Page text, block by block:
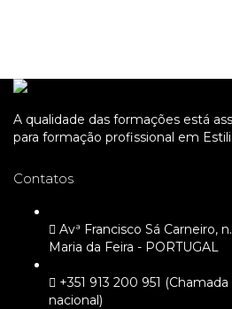
A qualidade das formações está
para formação profissional em
Contatos
Avª Francisco Sá Carneiro,
Maria da Feira - PORTUGAL
+351 913 200 951
nacional)